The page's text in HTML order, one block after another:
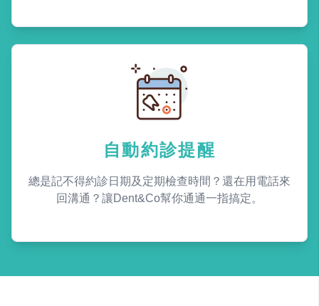
自動約診提醒
總是記不得約診日期及定期檢查時間？還在用電話來
回溝通？讓Dent&Co幫你通通一指搞定。